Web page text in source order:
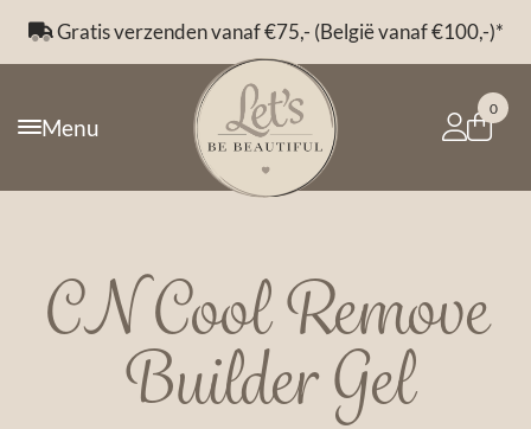
Gratis verzenden vanaf €75,- (België vanaf €100,-)*
Menu
0
CN Cool Remove
Builder Gel